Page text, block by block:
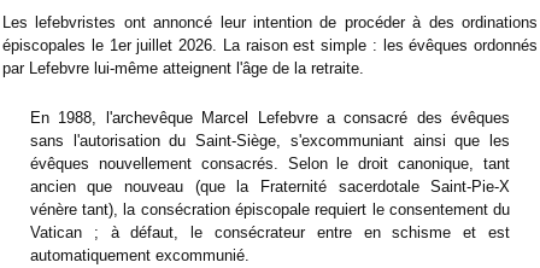
Les lefebvristes ont annoncé leur intention de procéder à des ordinations
épiscopales le 1er juillet 2026. La raison est simple : les évêques ordonnés
par Lefebvre lui-même atteignent l'âge de la retraite.
En 1988, l'archevêque Marcel Lefebvre a consacré des évêques
sans l'autorisation du Saint-Siège, s'excommuniant ainsi que les
évêques nouvellement consacrés. Selon le droit canonique, tant
ancien que nouveau (que la Fraternité sacerdotale Saint-Pie-X
vénère tant), la consécration épiscopale requiert le consentement du
Vatican ; à défaut, le consécrateur entre en schisme et est
automatiquement excommunié.